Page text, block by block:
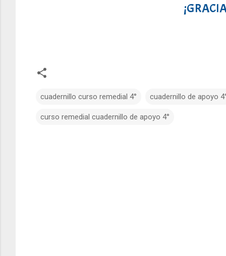
cuadernillo curso remedial 4° cuadernillo de apoyo
curso remedial cuadernillo de apoyo 4°